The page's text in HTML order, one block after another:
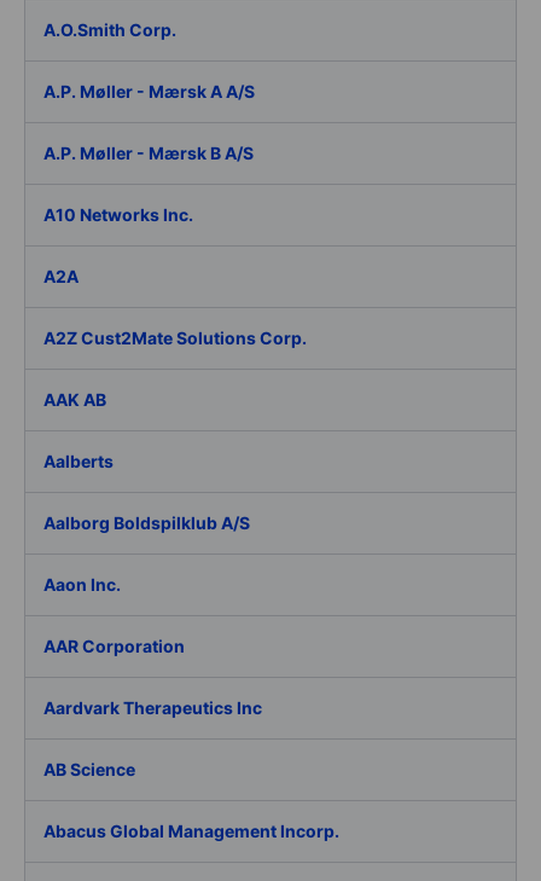
A.O.Smith Corp.
A.P. Møller - Mærsk A A/S
A.P. Møller - Mærsk B A/S
A10 Networks Inc.
A2A
A2Z Cust2Mate Solutions Corp.
AAK AB
Aalberts
Aalborg Boldspilklub A/S
Aaon Inc.
AAR Corporation
Aardvark Therapeutics Inc
AB Science
Abacus Global Management Incorp.